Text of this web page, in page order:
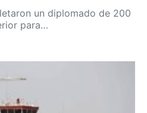
un diplomado de 200
para…